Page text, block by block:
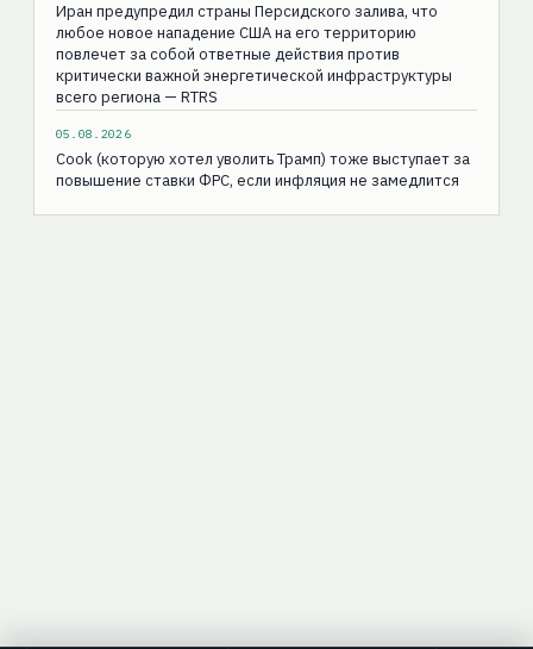
Иран предупредил страны Персидского залива, что
любое новое нападение США на его территорию
повлечет за собой ответные действия против
критически важной энергетической инфраструктуры
всего региона — RTRS
05.08.2026
Cook (которую хотел уволить Трамп) тоже выступает за
повышение ставки ФРС, если инфляция не замедлится